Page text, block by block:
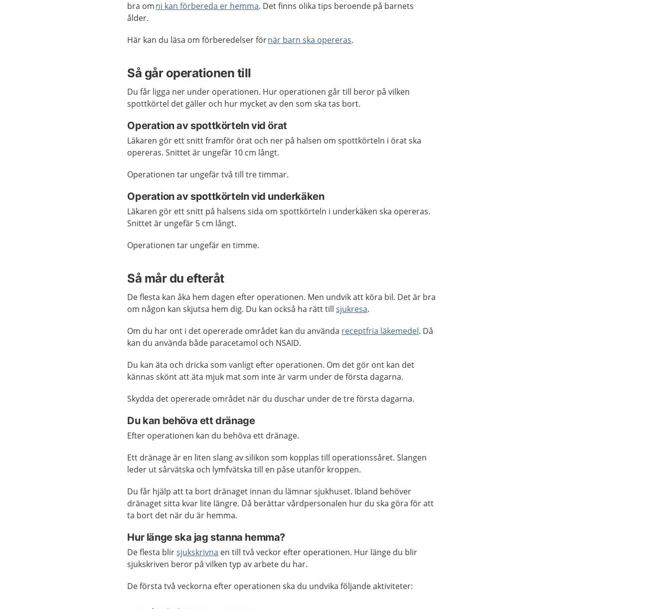
bra omni kan förbereda er hemma. Det finns olika tips beroende på barnets
ålder.
Här kan du läsa om förberedelser förnär barn ska opereras.
Så går operationen till
Du får ligga ner under operationen. Hur operationen går till beror på vilken
spottkörtel det gäller och hur mycket av den som ska tas bort.
Operation av spottkörteln vid örat
Läkaren gör ett snitt framför örat och ner på halsen om spottkörteln i örat ska
opereras. Snittet är ungefär 10 cm långt.
Operationen tar ungefär två till tre timmar.
Operation av spottkörteln vid underkäken
Läkaren gör ett snitt på halsens sida om spottkörteln i underkäken ska opereras.
Snittet är ungefär 5 cm långt.
Operationen tar ungefär en timme.
Så mår du efteråt
De flesta kan åka hem dagen efter operationen. Men undvik att köra bil. Det är bra
om någon kan skjutsa hem dig. Du kan också ha rätt tillsjukresa.
Om du har ont i det opererade området kan du använda receptfria läkemedel. Då
kan du använda både paracetamol och NSAID.
Du kan äta och dricka som vanligt efter operationen. Om det gör ont kan det
kännas skönt att äta mjuk mat som inte är varm under de första dagarna.
Skydda det opererade området när du duschar under de tre första dagarna.
Du kan behöva ett dränage
Efter operationen kan du behöva ett dränage.
Ett dränage är en liten slang av silikon som kopplas till operationssåret.Slangen
leder ut sårvätska och lymfvätska till en påse utanför kroppen.
Du får hjälp att ta bort dränaget innan du lämnar sjukhuset. Ibland behöver
dränaget sitta kvar lite längre. Då berättar vårdpersonalen hur du ska göra för att
ta bort det när du är hemma.
Hur länge ska jag stanna hemma?
De flesta blirsjukskrivna en till två veckor efter operationen. Hur länge du blir
sjukskriven beror på vilken typ av arbete du har.
De första två veckorna efter operationen ska du undvika följande aktiviteter: